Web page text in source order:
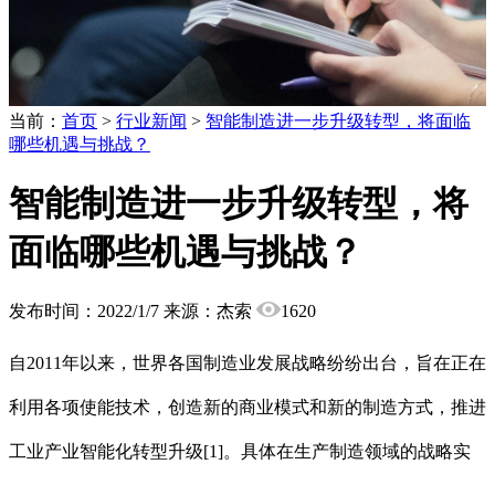
当前： 首页 > 行业新闻 > 智能制造进一步升级转型，将面临
哪些机遇与挑战？
智能制造进一步升级转型，将
面临哪些机遇与挑战？
发布时间：2022/1/7 来源：杰索 1620
自2011年以来，世界各国制造业发展战略纷纷出台，旨在正在
利用各项使能技术，创造新的商业模式和新的制造方式，推进
工业产业智能化转型升级[1]。具体在生产制造领域的战略实